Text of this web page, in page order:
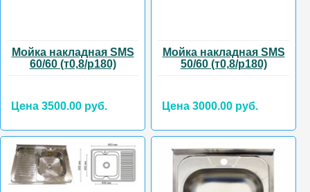
Мойка накладная SMS
60/60 (т0,8/р180)
Цена 3500.00 руб.
Мойка накладная SMS
50/60 (т0,8/р180)
Цена 3000.00 руб.